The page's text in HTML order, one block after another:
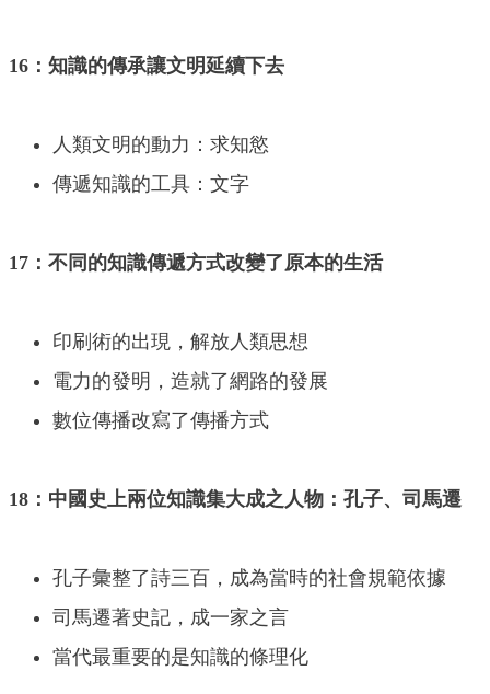
16：知識的傳承讓文明延續下去
人類文明的動力：求知慾
傳遞知識的工具：文字
17：不同的知識傳遞方式改變了原本的生活
印刷術的出現，解放人類思想
電力的發明，造就了網路的發展
數位傳播改寫了傳播方式
18：中國史上兩位知識集大成之人物：孔子、司馬遷
孔子彙整了詩三百，成為當時的社會規範依據
司馬遷著史記，成一家之言
當代最重要的是知識的條理化